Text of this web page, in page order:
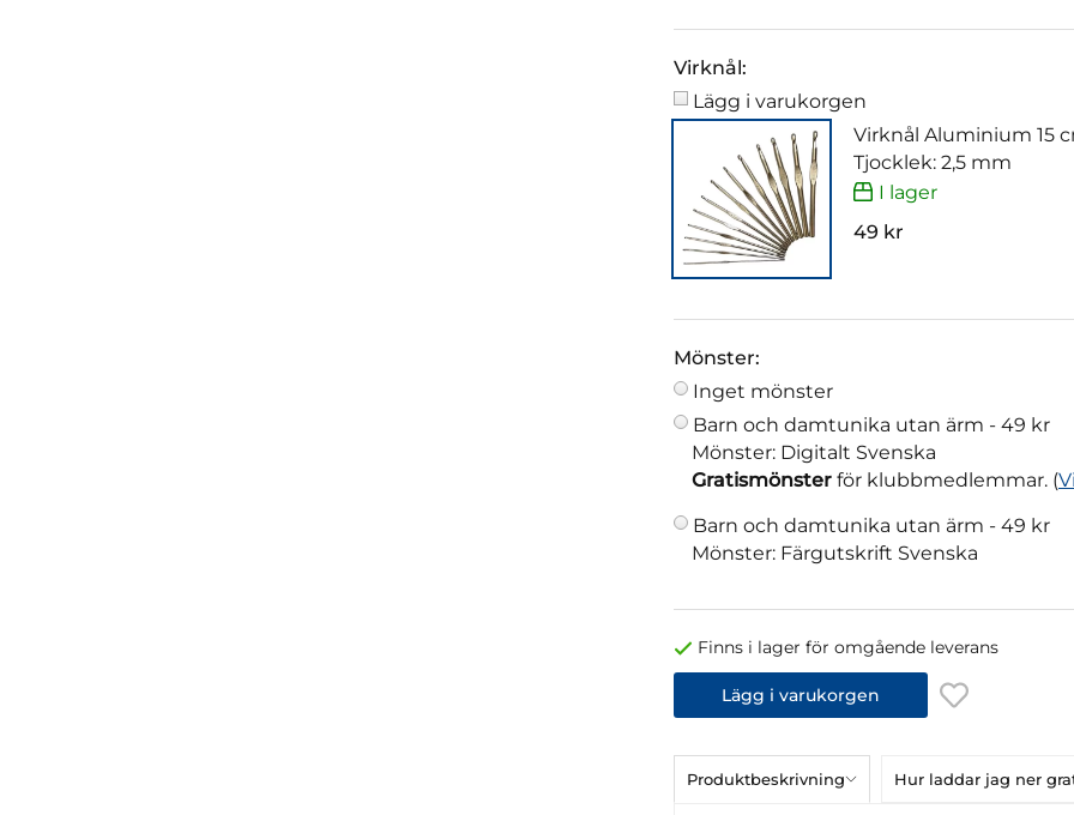
Virknål:
Lägg i varukorgen
Virknål Aluminium 15
Tjocklek: 2,5 mm
I lager
49 kr
Mönster:
Inget mönster
Barn och damtunika utan ärm - 49 kr
Mönster: Digitalt Svenska
Gratismönster för klubbmedlemmar. (
Barn och damtunika utan ärm - 49 kr
Mönster: Färgutskrift Svenska
Finns i lager för omgående leverans
Lägg i varukorgen
Produktbeskrivning Hur laddar jag ner